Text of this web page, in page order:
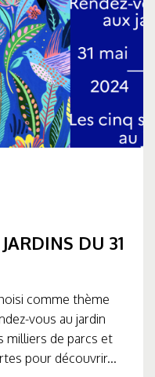
DU 31
comme thème
vous au jardin
milliers de parcs et
pour découvrir...